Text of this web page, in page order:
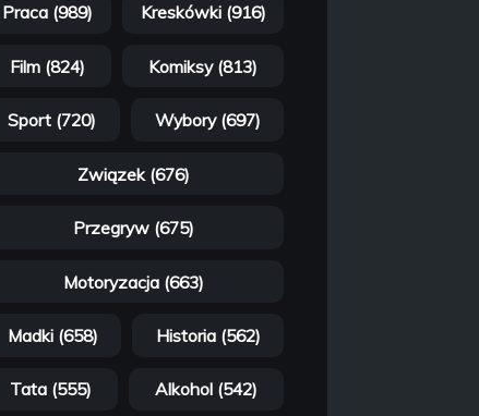
Praca (989) Kreskówki (916)
Film (824) Komiksy (813)
Sport (720) Wybory (697)
Związek (676)
Przegryw (675)
Motoryzacja (663)
Madki (658) Historia (562)
Tata (555) Alkohol (542)